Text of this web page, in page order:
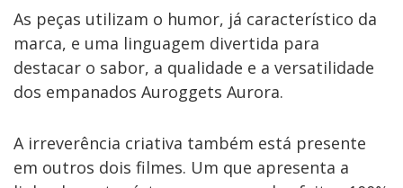
As peças utilizam o humor, já característico da
marca, e uma linguagem divertida para
destacar o sabor, a qualidade e a versatilidade
dos empanados Auroggets Aurora.
A irreverência criativa também está presente
em outros dois filmes. Um que apresenta a